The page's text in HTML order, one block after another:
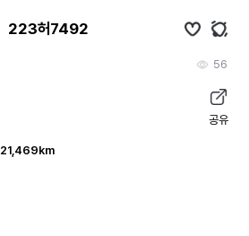
223허7492
56
공유
21,469km